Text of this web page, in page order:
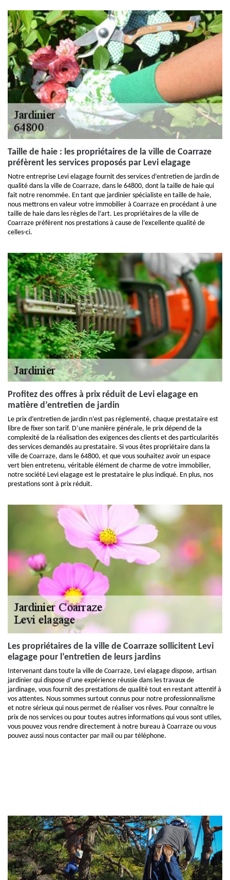
Taille de haie : les propriétaires de la ville de Coarraze
préfèrent les services proposés par Levi elagage
Notre entreprise Levi elagage fournit des services d’entretien de jardin de
qualité dans la ville de Coarraze, dans le 64800, dont la taille de haie qui
fait notre renommée. En tant que jardinier spécialiste en taille de haie,
nous mettrons en valeur votre immobilier à Coarraze en procédant à une
taille de haie dans les règles de l’art. Les propriétaires de la ville de
Coarraze préfèrent nos prestations à cause de l’excellente qualité de
celles-ci.
Profitez des offres à prix réduit de Levi elagage en
matière d’entretien de jardin
Le prix d’entretien de jardin n’est pas réglementé, chaque prestataire est
libre de fixer son tarif. D’une manière générale, le prix dépend de la
complexité de la réalisation des exigences des clients et des particularités
des services demandés au prestataire. Si vous êtes propriétaire dans la
ville de Coarraze, dans le 64800, et que vous souhaitez avoir un espace
vert bien entretenu, véritable élément de charme de votre immobilier,
notre société Levi elagage est le prestataire le plus indiqué. En plus, nos
prestations sont à prix réduit.
Les propriétaires de la ville de Coarraze sollicitent Levi
elagage pour l’entretien de leurs jardins
Intervenant dans toute la ville de Coarraze, Levi elagage dispose, artisan
jardinier qui dispose d’une expérience réussie dans les travaux de
jardinage, vous fournit des prestations de qualité tout en restant attentif à
vos attentes. Nous sommes surtout connus pour notre professionnalisme
et notre sérieux qui nous permet de réaliser vos rêves. Pour connaître le
prix de nos services ou pour toutes autres informations qui vous sont utiles,
vous pouvez vous rendre directement à notre bureau à Coarraze ou vous
pouvez aussi nous contacter par mail ou par téléphone.